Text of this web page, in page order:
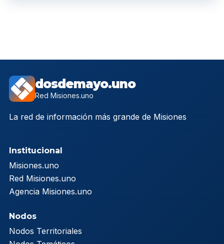
dosdemayo.uno
Red Misiones.uno
La red de información más grande de Misiones
Institucional
Misiones.uno
Red Misiones.uno
Agencia Misiones.uno
Nodos
Nodos Territoriales